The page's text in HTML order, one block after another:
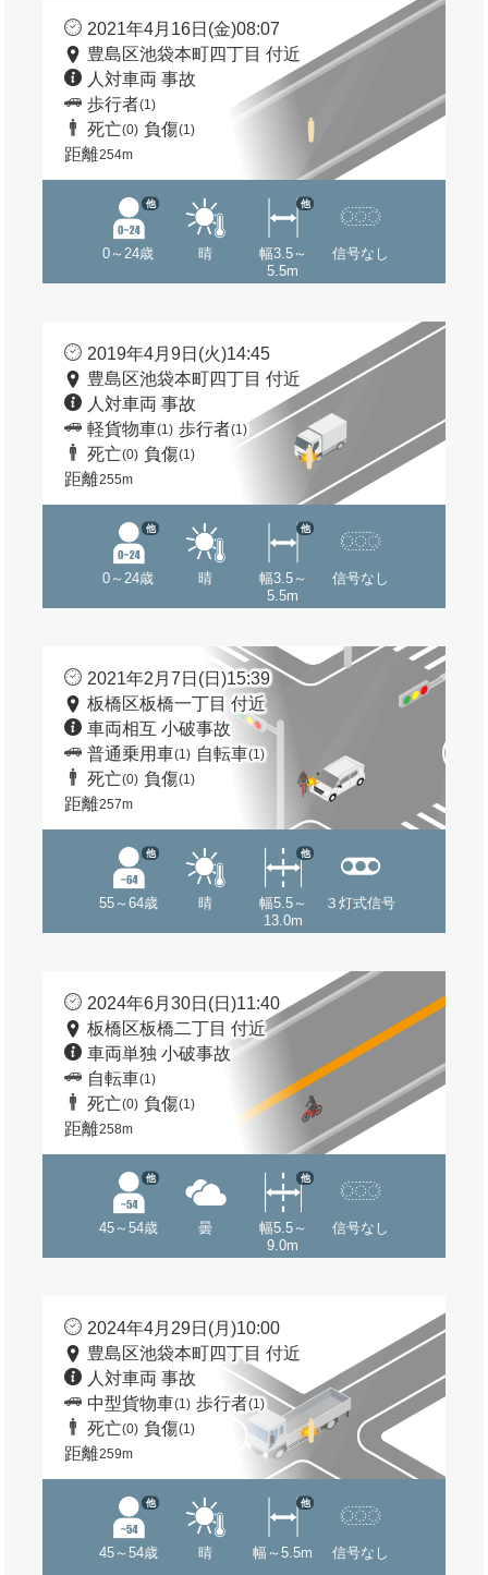
2021年4月16日(金)08:07
豊島区池袋本町四丁目 付近
人対車両 事故
歩行者(1)
死亡(0) 負傷(1)
距離254m
0～24歳
他
晴
幅3.5～
5.5m
他
信号なし
2019年4月9日(火)14:45
豊島区池袋本町四丁目 付近
人対車両 事故
軽貨物車(1) 歩行者(1)
死亡(0) 負傷(1)
距離255m
0～24歳
他
晴
幅3.5～
5.5m
他
信号なし
2021年2月7日(日)15:39
板橋区板橋一丁目 付近
車両相互 小破事故
普通乗用車(1) 自転車(1)
死亡(0) 負傷(1)
距離257m
55～64歳
他
晴
幅5.5～
13.0m
他
３灯式信号
2024年6月30日(日)11:40
板橋区板橋二丁目 付近
車両単独 小破事故
自転車(1)
死亡(0) 負傷(1)
距離258m
45～54歳
他
曇
幅5.5～
9.0m
他
信号なし
2024年4月29日(月)10:00
豊島区池袋本町四丁目 付近
人対車両 事故
中型貨物車(1) 歩行者(1)
死亡(0) 負傷(1)
距離259m
45～54歳
他
晴 幅～5.5m
他
信号なし